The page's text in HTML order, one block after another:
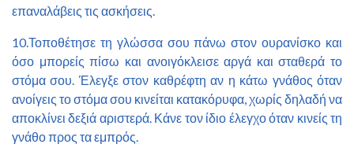
επαναλάβεις τις ασκήσεις.
10.Τοποθέτησε τη γλώσσα σου πάνω στον ουρανίσκο και
όσο μπορείς πίσω και ανοιγόκλεισε αργά και σταθερά το
στόμα σου. Έλεγξε στον καθρέφτη αν η κάτω γνάθος όταν
ανοίγεις το στόμα σου κινείται κατακόρυφα, χωρίς δηλαδή να
αποκλίνει δεξιά αριστερά. Κάνε τον ίδιο έλεγχο όταν κινείς τη
γνάθο προς τα εμπρός.